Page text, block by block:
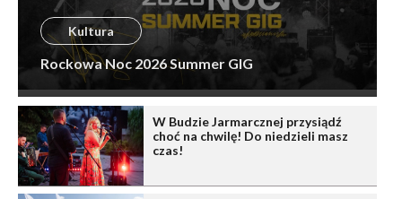
Kultura
Rockowa Noc 2026 Summer GIG
W Budzie Jarmarcznej przysiądź
choć na chwilę! Do niedzieli masz
czas!